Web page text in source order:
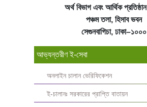
অর্থ বিভাগ এবং আর্থিক প্রতিষ্ঠান
পঞ্চম তলা, হিসাব ভবন
সেগুনবাগিচা, ঢাকা–১০০০
আভ্যন্তরীণ ই-সেবা
অনলাইন চালান ভেরিফিকেশন
ই-চালানঃ সরকারের প্রাপ্তি বাতায়ন